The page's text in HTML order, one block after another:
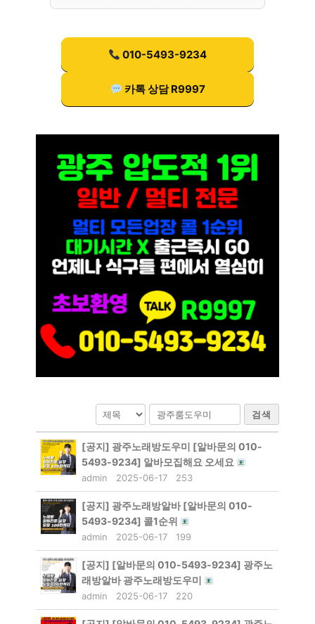
010-5493-9234
카톡 상담 R9997
검색
[공지] 광주노래방도우미 [알바문의 010-
5493-9234] 알바모집해요 오세요
admin 2025-06-17 253
[공지] 광주노래방알바 [알바문의 010-
5493-9234] 콜1순위
admin 2025-06-17 199
[공지] [알바문의 010-5493-9234] 광주노
래방알바 광주노래방도우미
admin 2025-06-17 220